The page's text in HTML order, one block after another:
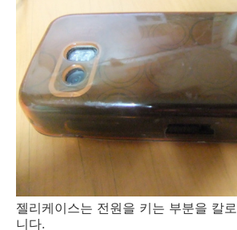
젤리케이스는 전원을 키는 부분을 칼
니다.